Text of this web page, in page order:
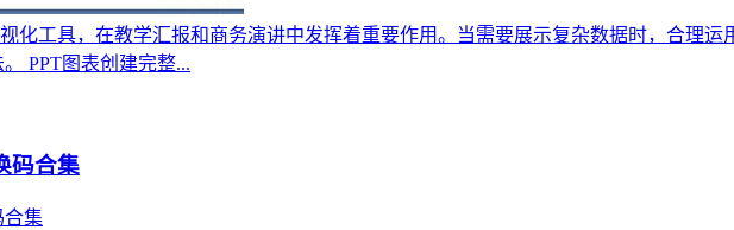
化工具，在教学汇报和商务演讲中发挥着重要作用。当需要展示复杂数据时，合理
PPT图表创建完整...
码合集